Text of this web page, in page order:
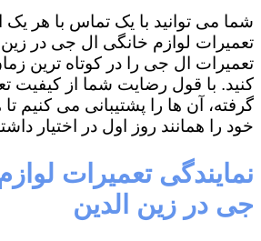
شما می توانید با یک تماس با هر یک
تعمیرات لوازم خانگی ال جی در
تعمیرات ال جی را در کوتاه ترین
کنید. با قول رضایت شما از کیفیت
گرفته، آن ها را پشتیبانی می کنیم
خود را همانند روز اول در اختیار
نمایندگی تعمیرات
جی در زین الدین